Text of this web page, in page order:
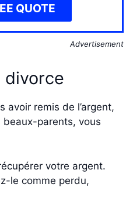
QUOTE
Advertisement
divorce
avoir remis de l’argent,
beaux-parents, vous
votre argent.
le comme perdu,